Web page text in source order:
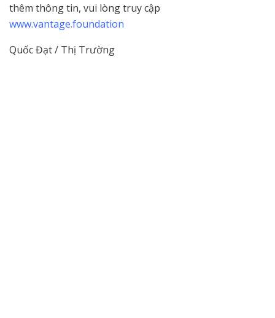
thêm thông tin, vui lòng truy cập
www.vantage.foundation
Quốc Đạt / Thị Trường